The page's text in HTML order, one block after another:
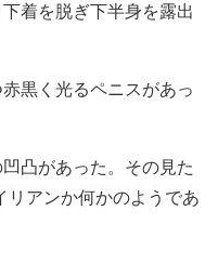
着を脱ぎ下半身を露出
黒く光るペニスがあっ
凸があった。その見た
リアンか何かのようであ